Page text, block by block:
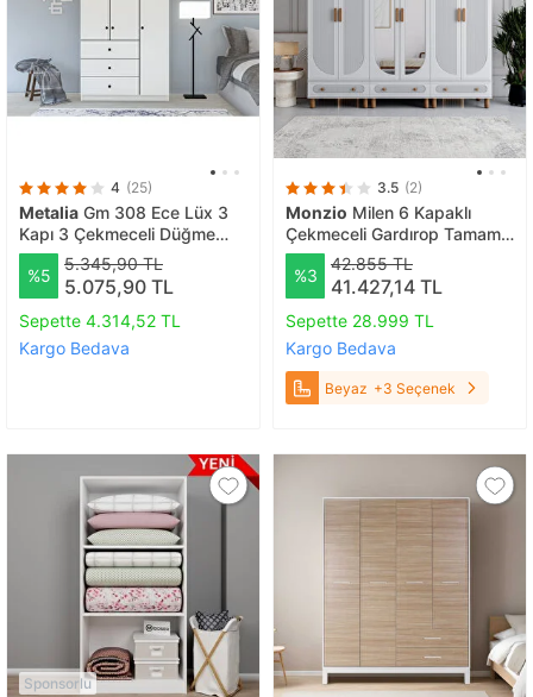
4 (25)
Metalia Gm 308 Ece Lüx 3
Kapı 3 Çekmeceli Düğme
Kulplu Gardırop
%5
5.345,90 TL
5.075,90 TL
Sepette 4.314,52 TL
Kargo Bedava
3.5 (2)
Monzio Milen 6 Kapaklı
Çekmeceli Gardırop Tamamı
Mdf (beyaz) Beyaz
%3
42.855 TL
41.427,14 TL
Sepette 28.999 TL
Kargo Bedava
Beyaz +3 Seçenek
Sponsorlu